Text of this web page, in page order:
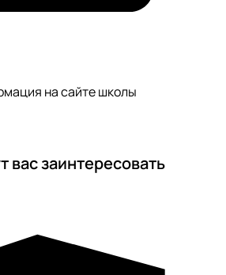
на сайте школы
вас заинтересовать